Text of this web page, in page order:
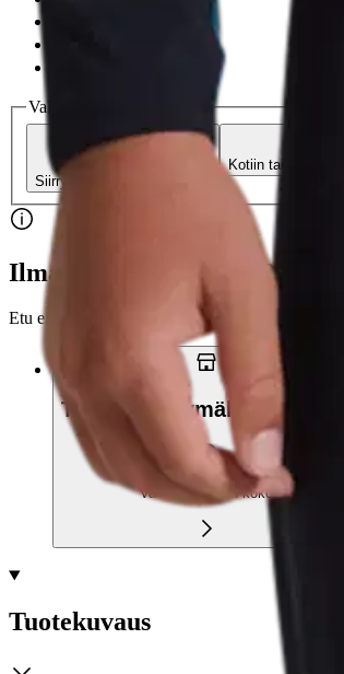
Valitse toimitustapa
Nouto myymälästä
Siirry valitsemaan myymälä
Kotiin tai
Ilmainen toimitus yli 100 €:n
Etu ei koske Suuri‑lisäpalvelulla toimitettavia
Tarkista myymäläsaatavuus
Valitse tuotteen koko
Tuotekuvaus